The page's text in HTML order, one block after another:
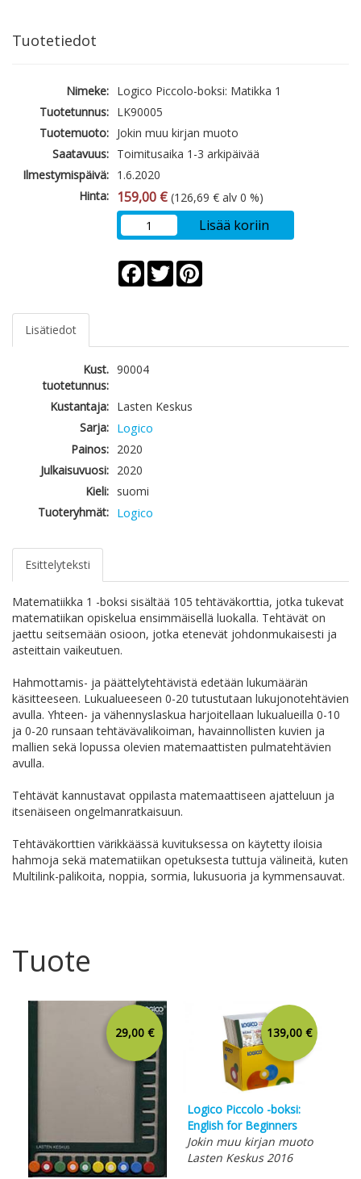
Tuotetiedot
Nimeke: Logico Piccolo-boksi: Matikka 1
Tuotetunnus: LK90005
Tuotemuoto: Jokin muu kirjan muoto
Saatavuus: Toimitusaika 1-3 arkipäivää
Ilmestymispäivä: 1.6.2020
Hinta:
159,00 € (126,69 € alv 0 %)
Lisää koriin
Facebook
Twitter
Lisätiedot
Kust.
tuotetunnus:
90004
Kustantaja: Lasten Keskus
Sarja: Logico
Painos: 2020
Julkaisuvuosi: 2020
Kieli: suomi
Tuoteryhmät: Logico
Esittelyteksti
Matematiikka 1 -boksi sisältää 105 tehtäväkorttia, jotka tukevat
matematiikan opiskelua ensimmäisellä luokalla. Tehtävät on
jaettu seitsemään osioon, jotka etenevät johdonmukaisesti ja
asteittain vaikeutuen.
Hahmottamis- ja päättelytehtävistä edetään lukumäärän
käsitteeseen. Lukualueeseen 0-20 tutustutaan lukujonotehtävien
avulla. Yhteen- ja vähennyslaskua harjoitellaan lukualueilla 0-10
ja 0-20 runsaan tehtävävalikoiman, havainnollisten kuvien ja
mallien sekä lopussa olevien matemaattisten pulmatehtävien
avulla.
Tehtävät kannustavat oppilasta matemaattiseen ajatteluun ja
itsenäiseen ongelmanratkaisuun.
Tehtäväkorttien värikkäässä kuvituksessa on käytetty iloisia
hahmoja sekä matematiikan opetuksesta tuttuja välineitä, kuten
Multilink-palikoita, noppia, sormia, lukusuoria ja kymmensauvat.
Tuote
29,00 € 139,00 €
Logico Piccolo -boksi:
English for Beginners
Jokin muu kirjan muoto
Lasten Keskus 2016